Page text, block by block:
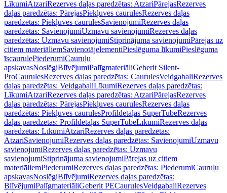
LīkumiAtzariRezerves daļas paredzētas: AtzariPārejasRezerves
daļas paredzētas: PārejasPiekļuves caurulesRezerves daļas
paredzētas: Piekļuves caurulesSavienojumiRezerves daļas
paredzētas: SavienojumiUzmavu savienojumiRezerves daļas
paredzētas: Uzmavu savienojumiStiprinājuma savienojumiPārejas uz
citiem materiāliemSavienotājelementiPieslēguma līkumiPieslēguma
īscaurulePiederumiCauruļu
apskavasNoslēgiBlīvējumiPalīgmateriāliGeberit Silent-
ProCaurulesRezerves daļas paredzētas: CaurulesVeidgabaliRezerves
daļas paredzētas: VeidgabaliLīkumiRezerves daļas paredzētas:
LīkumiAtzariRezerves daļas paredzētas: AtzariPārejasRezerves
daļas paredzētas: PārejasPiekļuves caurulesRezerves daļas
paredzētas: Piekļuves caurulesProfildetaļas SuperTubeRezerves
daļas paredzētas: Profildetaļas SuperTubeLīkumiRezerves daļas
paredzētas: LīkumiAtzariRezerves daļas paredzētas:
AtzariSavienojumiRezerves daļas paredzētas: SavienojumiUzmavu
savienojumiRezerves daļas paredzētas: Uzmavu
savienojumiStiprinājuma savienojumiPārejas uz citiem
materiāliemPiederumiRezerves daļas paredzētas: PiederumiCauruļu
apskavasNoslēgiBlīvējumiRezerves daļas paredzētas:
BlīvējumiPalīgmateriāliGeberit PECaurulesVeidgabaliRezerves